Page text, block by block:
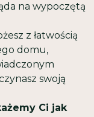
na wypoczętą
z łatwością
domu,
swoją
Ci jak